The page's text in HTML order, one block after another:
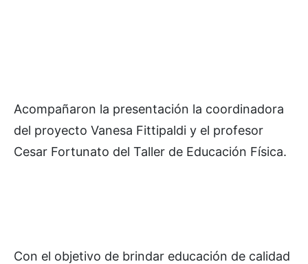
Acompañaron la presentación la coordinadora
del proyecto Vanesa Fittipaldi y el profesor
Cesar Fortunato del Taller de Educación Física.
Con el objetivo de brindar educación de calidad